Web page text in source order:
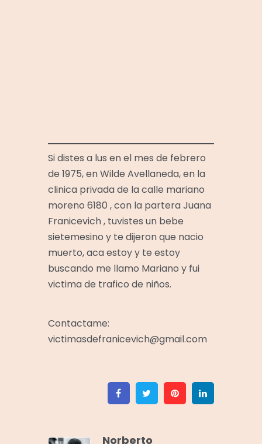
Si distes a lus en el mes de febrero
de 1975, en Wilde Avellaneda, en la
clinica privada de la calle mariano
moreno 6180 , con la partera Juana
Franicevich , tuvistes un bebe
sietemesino y te dijeron que nacio
muerto, aca estoy y te estoy
buscando me llamo Mariano y fui
victima de trafico de niños.
Contactame:
victimasdefranicevich@gmail.com
FacebookTwitter Pinterest
Norberto